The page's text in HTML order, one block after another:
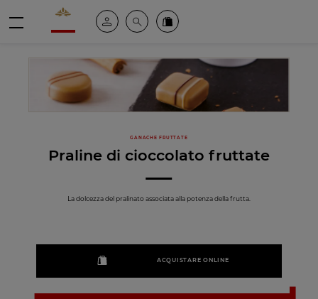
Valrhona - Imaginons le meilleur du chocolat
Il mio account
Cerca Ordinate i nostri prodotti online
GANACHE FRUTTATE
Praline di cioccolato fruttate
La dolcezza del pralinato associata alla potenza della frutta.
ACQUISTARE ONLINE